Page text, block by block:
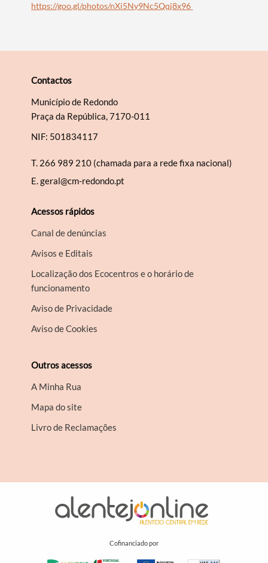
Filtros
https://goo.gl/photos/nXi5Ny9Nc5Qqj8x96
Contactos
Município de Redondo
Praça da República, 7170-011
NIF: 501834117
T. 266 989 210 (chamada para a rede fixa nacional)
E.geral@cm-redondo.pt
Acessos rápidos
Canal de denúncias
Avisos e Editais
Localização dos Ecocentros e o horário de
funcionamento
Aviso de Privacidade
Aviso de Cookies
Outros acessos
A Minha Rua
Mapa do site
Livro de Reclamações
Cofinanciado por